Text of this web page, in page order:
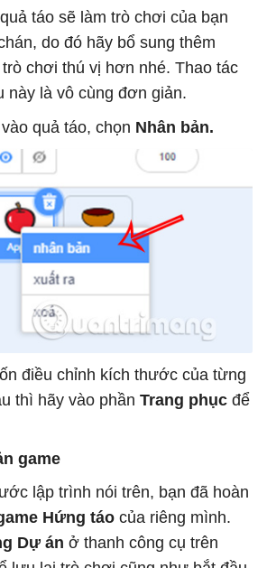
táo sẽ làm trò chơi của bạn
do đó hãy bổ sung thêm
chơi thú vị hơn nhé. Thao tác
này là vô cùng đơn giản.
vào quả táo, chọn Nhân bản.
điều chỉnh kích thước của từng
thì hãy vào phần Trang phục để
game
lập trình nói trên, bạn đã hoàn
Hứng táo của riêng mình.
Dự án ở thanh công cụ trên